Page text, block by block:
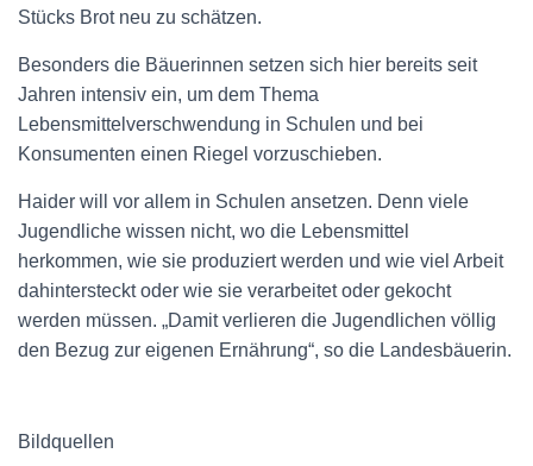
Stücks Brot neu zu schätzen.
Besonders die Bäuerinnen setzen sich hier bereits seit
Jahren intensiv ein, um dem Thema
Lebensmittelverschwendung in Schulen und bei
Konsumenten einen Riegel vorzuschieben.
Haider will vor allem in Schulen ansetzen. Denn viele
Jugendliche wissen nicht, wo die Lebensmittel
herkommen, wie sie produziert werden und wie viel Arbeit
dahintersteckt oder wie sie verarbeitet oder gekocht
werden müssen. „Damit verlieren die Jugendlichen völlig
den Bezug zur eigenen Ernährung“, so die Landesbäuerin.
Bildquellen